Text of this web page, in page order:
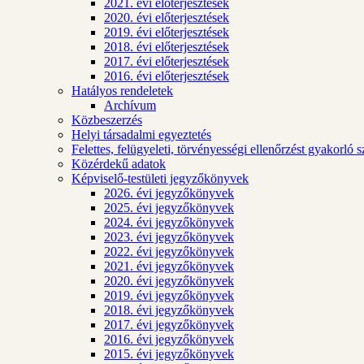
2021. évi előterjesztések
2020. évi előterjesztések
2019. évi előterjesztések
2018. évi előterjesztések
2017. évi előterjesztések
2016. évi előterjesztések
Hatályos rendeletek
Archívum
Közbeszerzés
Helyi társadalmi egyeztetés
Felettes, felügyeleti, törvényességi ellenőrzést gyakorló
Közérdekű adatok
Képviselő-testületi jegyzőkönyvek
2026. évi jegyzőkönyvek
2025. évi jegyzőkönyvek
2024. évi jegyzőkönyvek
2023. évi jegyzőkönyvek
2022. évi jegyzőkönyvek
2021. évi jegyzőkönyvek
2020. évi jegyzőkönyvek
2019. évi jegyzőkönyvek
2018. évi jegyzőkönyvek
2017. évi jegyzőkönyvek
2016. évi jegyzőkönyvek
2015. évi jegyzőkönyvek